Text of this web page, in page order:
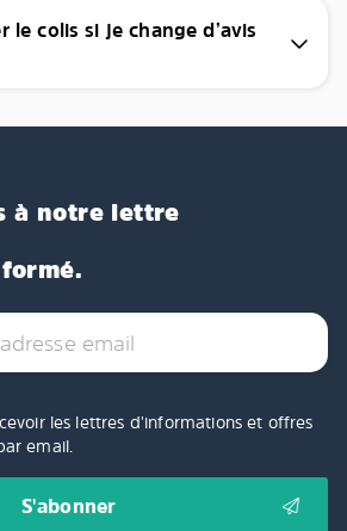
le colis si je change d’avis
à notre lettre
les lettres d'informations et offres
email.